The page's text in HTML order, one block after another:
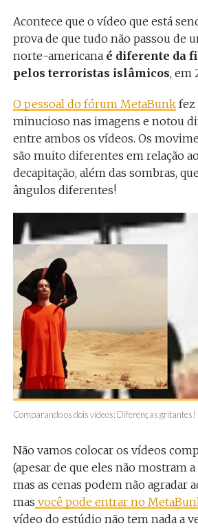
Acontece que o vídeo que está
prova de que tudo não passou de
norte-americana é diferente da
pelos terroristas islâmicos, em
O pessoal do fórum MetaBunkfez
minucioso nas imagens e notou
entre ambos os vídeos. Os
são muito diferentes em relação
decapitação, além das sombras,
ângulos diferentes!
Comparando os dois vídeos: Diferenças
Não vamos colocar os vídeos
(apesar de que eles não mostram
mas as cenas podem não agradar
mas você pode entrar no
vídeo do estúdio não tem nada a